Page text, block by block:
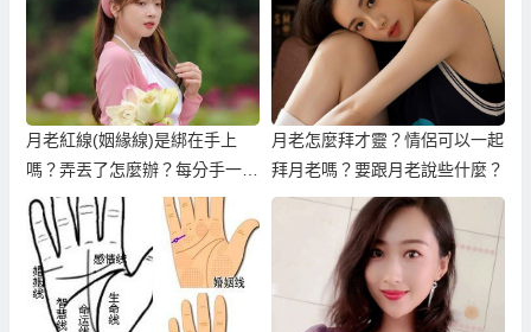
月老紅線(姻緣線)是綁在手上
嗎？弄丟了怎麼辦？每分手一次
需再拿嗎？
月老怎麼拜才靈？情侶可以一起
拜月老嗎？要跟月老說些什麼？